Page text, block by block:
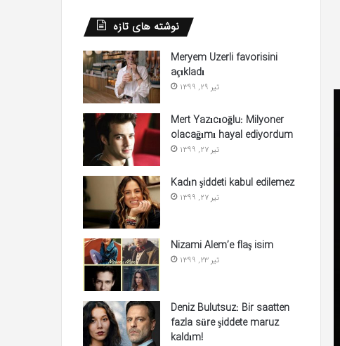
نوشته های تازه
Meryem Uzerli favorisini
açıkladı
تیر 29, 1399
Mert Yazıcıoğlu: Milyoner
olacağımı hayal ediyordum
تیر 27, 1399
Kadın şiddeti kabul edilemez
تیر 27, 1399
Nizami Alem’e flaş isim
تیر 23, 1399
Deniz Bulutsuz: Bir saatten
fazla süre şiddete maruz
kaldım!